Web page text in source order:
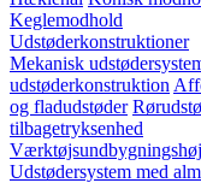
Keglemodhold
Udstøderkonstruktioner
Mekanisk
udstøderkonstruktion
og fladudstøder
tilbagetryksenhed
Udstødersystem med